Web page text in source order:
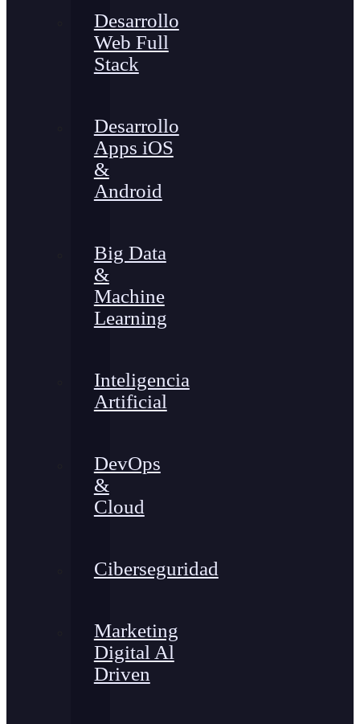
Desarrollo
Web Full
Stack
Desarrollo
Apps iOS
&
Android
Big Data
&
Machine
Learning
Inteligencia
Artificial
DevOps
&
Cloud
Ciberseguridad
Marketing
Digital Al
Driven